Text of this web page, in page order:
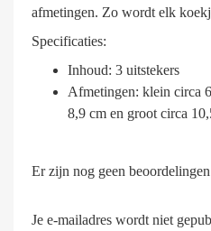
afmetingen. Zo wordt elk
Specificaties:
Inhoud: 3 uitstekers
Afmetingen: klein circa
8,9 cm en groot circa
Er zijn nog geen
Je e-mailadres wordt niet